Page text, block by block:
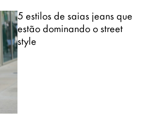
5 estilos de saias jeans que
estão dominando o street
style